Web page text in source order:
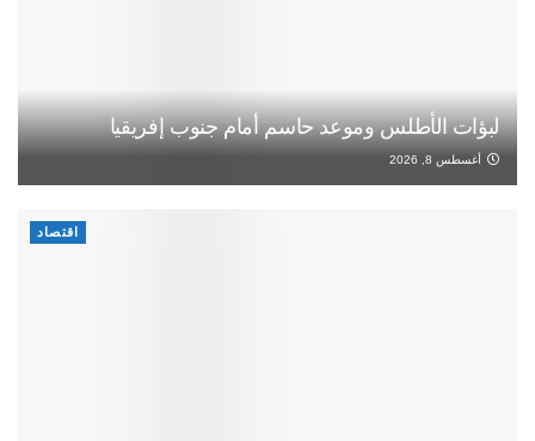
لبؤات الأطلس وموعد حاسم أمام جنوب إفريقيا
أغسطس 8, 2026
اقتصاد